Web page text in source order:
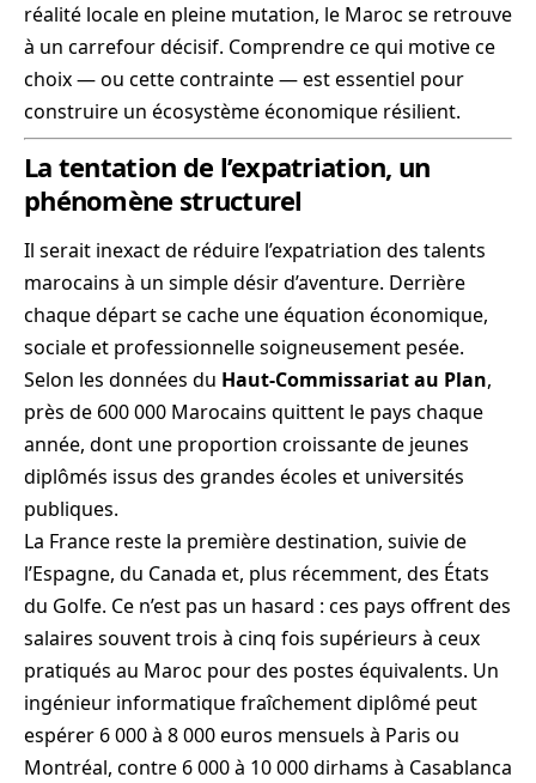
réalité locale en pleine mutation, le Maroc se retrouve
à un carrefour décisif. Comprendre ce qui motive ce
choix — ou cette contrainte — est essentiel pour
construire un écosystème économique résilient.
La tentation de l’expatriation, un
phénomène structurel
Il serait inexact de réduire l’expatriation des talents
marocains à un simple désir d’aventure. Derrière
chaque départ se cache une équation économique,
sociale et professionnelle soigneusement pesée.
Selon les données du Haut-Commissariat au Plan,
près de 600 000 Marocains quittent le pays chaque
année, dont une proportion croissante de jeunes
diplômés issus des grandes écoles et universités
publiques.
La France reste la première destination, suivie de
l’Espagne, du Canada et, plus récemment, des États
du Golfe. Ce n’est pas un hasard : ces pays offrent des
salaires souvent trois à cinq fois supérieurs à ceux
pratiqués au Maroc pour des postes équivalents. Un
ingénieur informatique fraîchement diplômé peut
espérer 6 000 à 8 000 euros mensuels à Paris ou
Montréal, contre 6 000 à 10 000 dirhams à Casablanca